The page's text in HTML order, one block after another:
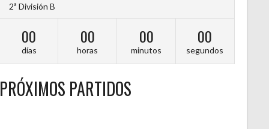
2ª División B
00
días
00
horas
00
minutos
00
segundos
PRÓXIMOS PARTIDOS